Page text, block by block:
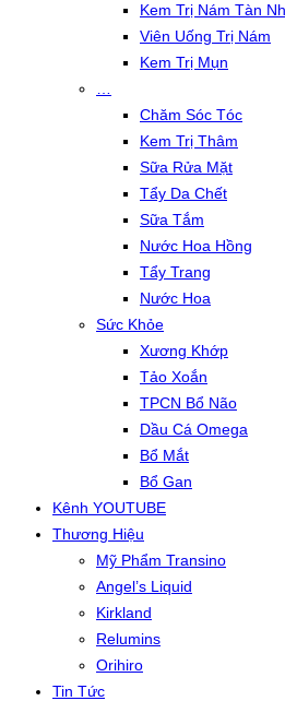
Kem Trị Nám Tàn
Viên Uống Trị Nám
Kem Trị Mụn
Chăm Sóc Tóc
Kem Trị Thâm
Sữa Rửa Mặt
Tẩy Da Chết
Sữa Tắm
Nước Hoa Hồng
Tẩy Trang
Nước Hoa
Sức Khỏe
Xương Khớp
Tảo Xoắn
TPCN Bổ Não
Dầu Cá Omega
Bổ Mắt
Bổ Gan
Kênh YOUTUBE
Thương Hiệu
Mỹ Phẩm Transino
Angel’s Liquid
Kirkland
Relumins
Orihiro
Tin Tức